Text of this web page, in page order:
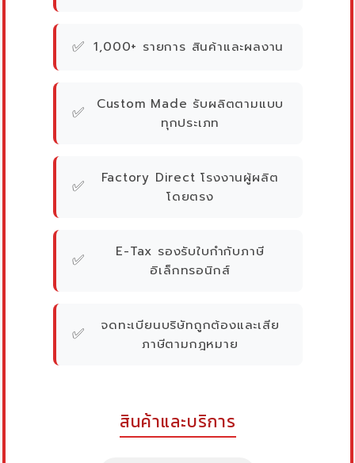
✅ 1,000+ รายการ สินค้าและผลงาน
✅
Custom Made รับผลิตตามแบบ
ทุกประเภท
✅
Factory Direct โรงงานผู้ผลิต
โดยตรง
✅
E-Tax รองรับใบกำกับภาษี
อิเล็กทรอนิกส์
✅
จดทะเบียนบริษัทถูกต้องและเสีย
ภาษีตามกฎหมาย
สินค้าและบริการ